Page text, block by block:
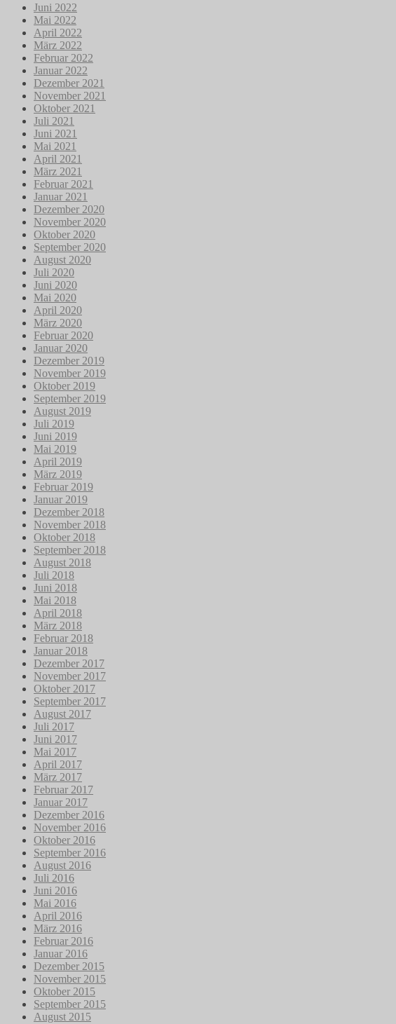
Juni 2022
Mai 2022
April 2022
März 2022
Februar 2022
Januar 2022
Dezember 2021
November 2021
Oktober 2021
Juli 2021
Juni 2021
Mai 2021
April 2021
März 2021
Februar 2021
Januar 2021
Dezember 2020
November 2020
Oktober 2020
September 2020
August 2020
Juli 2020
Juni 2020
Mai 2020
April 2020
März 2020
Februar 2020
Januar 2020
Dezember 2019
November 2019
Oktober 2019
September 2019
August 2019
Juli 2019
Juni 2019
Mai 2019
April 2019
März 2019
Februar 2019
Januar 2019
Dezember 2018
November 2018
Oktober 2018
September 2018
August 2018
Juli 2018
Juni 2018
Mai 2018
April 2018
März 2018
Februar 2018
Januar 2018
Dezember 2017
November 2017
Oktober 2017
September 2017
August 2017
Juli 2017
Juni 2017
Mai 2017
April 2017
März 2017
Februar 2017
Januar 2017
Dezember 2016
November 2016
Oktober 2016
September 2016
August 2016
Juli 2016
Juni 2016
Mai 2016
April 2016
März 2016
Februar 2016
Januar 2016
Dezember 2015
November 2015
Oktober 2015
September 2015
August 2015